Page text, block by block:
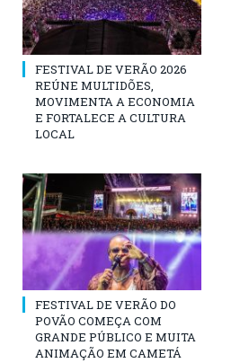
FESTIVAL DE VERÃO 2026
REÚNE MULTIDÕES,
MOVIMENTA A ECONOMIA
E FORTALECE A CULTURA
LOCAL
FESTIVAL DE VERÃO DO
POVÃO COMEÇA COM
GRANDE PÚBLICO E MUITA
ANIMAÇÃO EM CAMETÁ